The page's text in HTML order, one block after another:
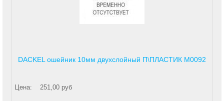
DACKEL ошейник 10мм двухслойный П\ПЛАСТИК М0092
Цена: 251,00 руб